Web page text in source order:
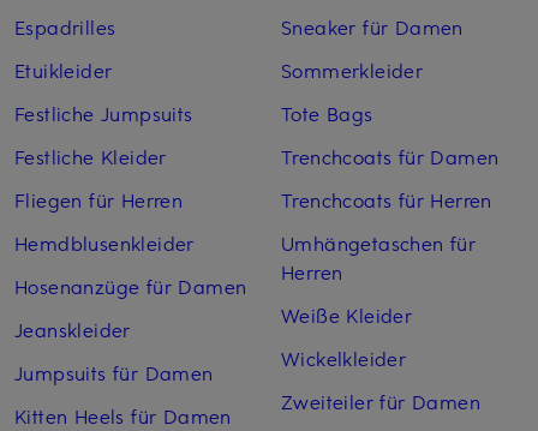
Espadrilles
Etuikleider
Festliche Jumpsuits
Festliche Kleider
Fliegen für Herren
Hemdblusenkleider
Hosenanzüge für Damen
Jeanskleider
Jumpsuits für Damen
Kitten Heels für Damen
Sneaker für Damen
Sommerkleider
Tote Bags
Trenchcoats für Damen
Trenchcoats für Herren
Umhängetaschen für
Herren
Weiße Kleider
Wickelkleider
Zweiteiler für Damen